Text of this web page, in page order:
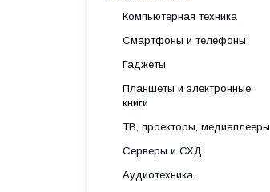
Компьютерная техника
Смартфоны и телефоны
Гаджеты
Планшеты и электронные
книги
ТВ, проекторы, медиаплееры
Серверы и СХД
Аудиотехника